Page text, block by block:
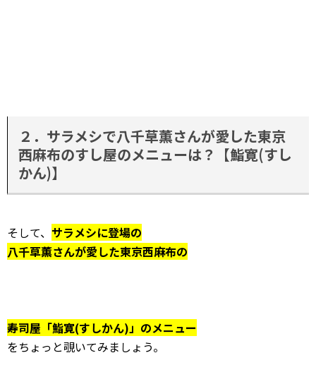
２．サラメシで八千草薫さんが愛した東京
西麻布のすし屋のメニューは？【鮨寛(すし
かん)】
そして、 サラメシに登場の
八千草薫さんが愛した東京西麻布の
寿司屋「鮨寛(すしかん)」のメニュー
をちょっと覗いてみましょう。